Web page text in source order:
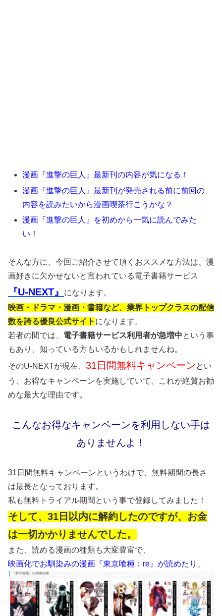
漫画『進撃の巨人』最新刊の内容が気になる！
漫画『進撃の巨人』最新刊が発売される前に前回の
内容を読みたいから漫画喫茶行こうかな？
漫画『進撃の巨人』を初めから一気に読んでみた
い！
そんな方に、今回ご紹介させて頂くおススメな方法は、漫
画好きに欠かせないと言われている電子書籍サービス
『U-NEXT』
になります。
映画・ドラマ・漫画・書籍など、業界トップクラスの配信
数を誇る優良公式サイト になります。
若者の間では、 電子書籍サービス利用者が急増中という事
もあり、知っている方もいるかもしれませんね。
そのU-NEXTが現在、 31日間無料キャンペーンとい
う、お得なキャンペーンを実施していて、これが絶賛お勧
めな最大な理由です。
こんなお得なキャンペーンを利用しない手は
ありませんよ！
31日間無料キャンペーンというわけで、無料期間の長さ
は最長となっております。
私も無料トライアル期間という事で登録してみました！
そして、31日以内に解約したのですが、お金
は一切かかりませんでした。
また、読める漫画の種類も大変豊富で、
映画化でお馴染みの漫画『東京喰種：re』が読めたり、